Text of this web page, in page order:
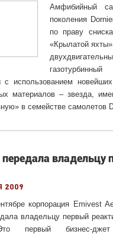
Амфибийный
поколения
по праву
«Крылатой
с использованием
материалов – звезда,
в семействе самолетов
передала владельцу
2009
корпорация Emivest
владельцу первый
первый бизнес-джет